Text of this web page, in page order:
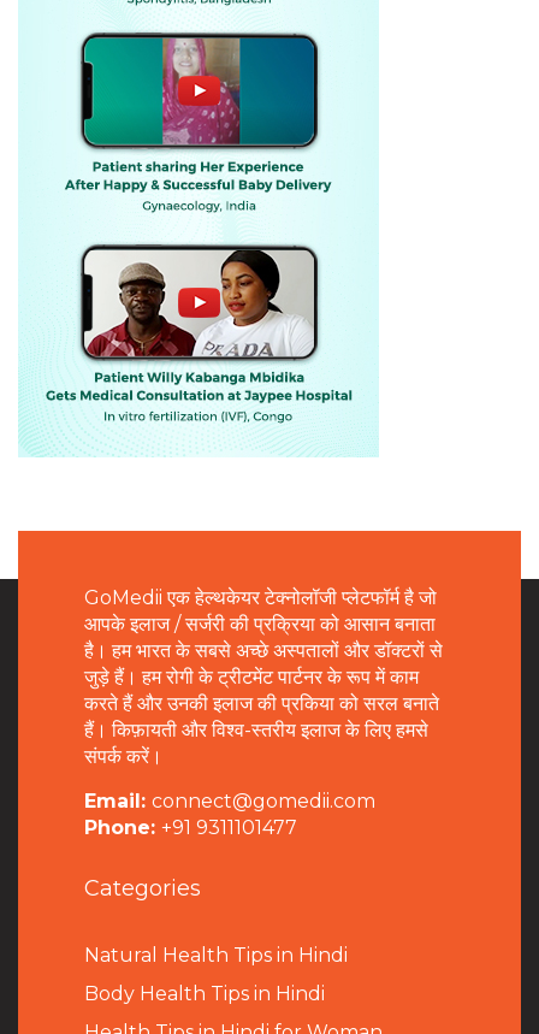
GoMedii एक हेल्थकेयर टेक्नोलॉजी प्लेटफॉर्म है जो
आपके इलाज / सर्जरी की प्रक्रिया को आसान बनाता
है। हम भारत के सबसे अच्छे अस्पतालों और डॉक्टरों से
जुड़े हैं। हम रोगी के ट्रीटमेंट पार्टनर के रूप में काम
करते हैं और उनकी इलाज की प्रकिया को सरल बनाते
हैं। किफ़ायती और विश्व-स्तरीय इलाज के लिए हमसे
संपर्क करें।
Email: connect@gomedii.com
Phone: +91 9311101477
Categories
Natural Health Tips in Hindi
Body Health Tips in Hindi